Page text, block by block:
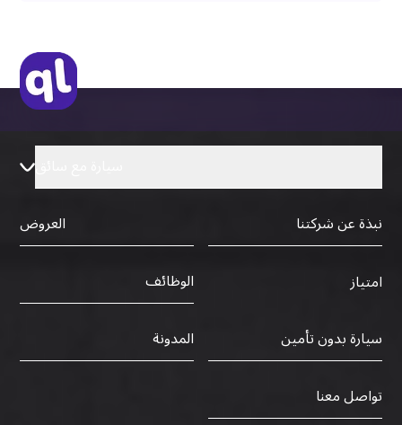
نبذة عن شركتنا
العروض
امتياز
الوظائف
سيارة بدون تأمين
المدونة
تواصل معنا